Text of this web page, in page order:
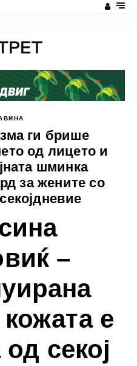
ги брише
од лицето и
шминка
за жените со
–
е
секој